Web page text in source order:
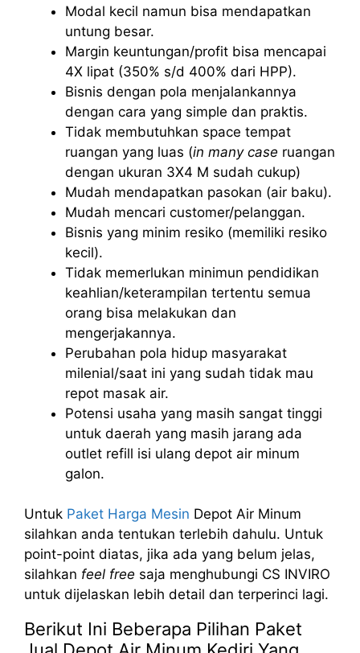
Modal kecil namun bisa mendapatkan
untung besar.
Margin keuntungan/profit bisa mencapai
4X lipat (350% s/d 400% dari HPP).
Bisnis dengan pola menjalankannya
dengan cara yang simple dan praktis.
Tidak membutuhkan space tempat
ruangan yang luas (in many case ruangan
dengan ukuran 3X4 M sudah cukup)
Mudah mendapatkan pasokan (air baku).
Mudah mencari customer/pelanggan.
Bisnis yang minim resiko (memiliki resiko
kecil).
Tidak memerlukan minimun pendidikan
keahlian/keterampilan tertentu semua
orang bisa melakukan dan
mengerjakannya.
Perubahan pola hidup masyarakat
milenial/saat ini yang sudah tidak mau
repot masak air.
Potensi usaha yang masih sangat tinggi
untuk daerah yang masih jarang ada
outlet refill isi ulang depot air minum
galon.
Untuk Paket Harga Mesin Depot Air Minum
silahkan anda tentukan terlebih dahulu. Untuk
point-point diatas, jika ada yang belum jelas,
silahkan feel free saja menghubungi CS INVIRO
untuk dijelaskan lebih detail dan terperinci lagi.
Berikut Ini Beberapa Pilihan Paket